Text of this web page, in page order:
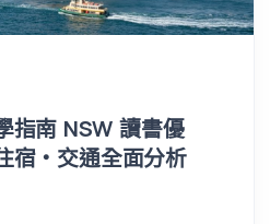
指南 NSW 讀書優
宿・交通全面分析